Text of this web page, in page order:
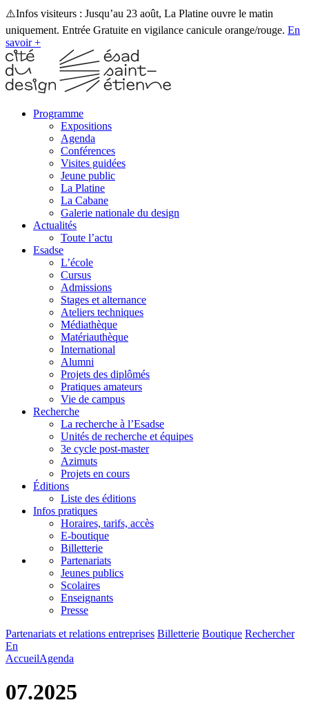
⚠️Infos visiteurs : Jusqu’au 23 août, La Platine ouvre le matin
uniquement. Entrée Gratuite en vigilance canicule orange/rouge. En
savoir +
Programme
Expositions
Agenda
Conférences
Visites guidées
Jeune public
La Platine
La Cabane
Galerie nationale du design
Actualités
Toute l’actu
Esadse
L’école
Cursus
Admissions
Stages et alternance
Ateliers techniques
Médiathèque
Matériauthèque
International
Alumni
Projets des diplômés
Pratiques amateurs
Vie de campus
Recherche
La recherche à l’Esadse
Unités de recherche et équipes
3e cycle post-master
Azimuts
Projets en cours
Éditions
Liste des éditions
Infos pratiques
Horaires, tarifs, accès
E-boutique
Billetterie
Partenariats
Jeunes publics
Scolaires
Enseignants
Presse
Partenariats et relations entreprises Billetterie Boutique Rechercher
En
AccueilAgenda
07.2025